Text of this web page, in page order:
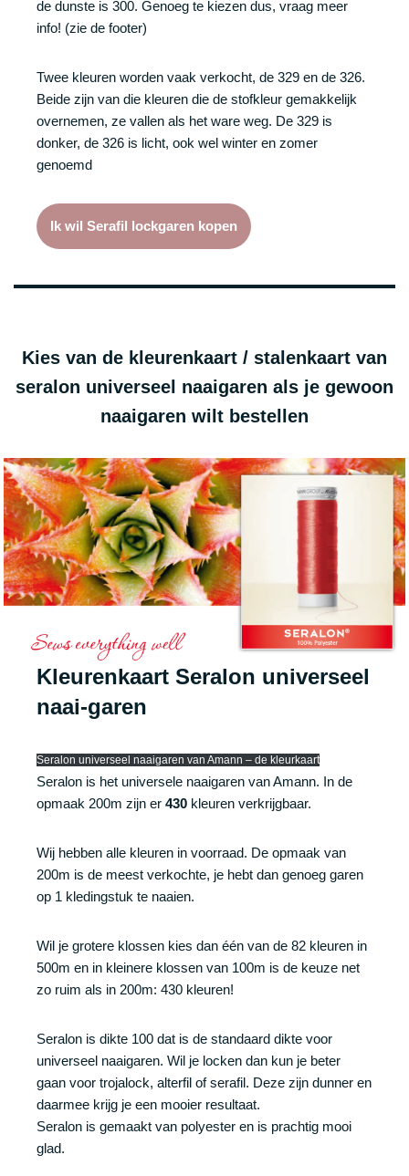
de dunste is 300. Genoeg te kiezen dus, vraag meer
info! (zie de footer)
Twee kleuren worden vaak verkocht, de 329 en de 326.
Beide zijn van die kleuren die de stofkleur gemakkelijk
overnemen, ze vallen als het ware weg. De 329 is
donker, de 326 is licht, ook wel winter en zomer
genoemd
Ik wil Serafil lockgaren kopen
Kies van de kleurenkaart / stalenkaart van
seralon universeel naaigaren als je gewoon
naaigaren wilt bestellen
Kleurenkaart Seralon universeel
naai-garen
Seralon universeel naaigaren van Amann – de kleurkaart
Seralon is het universele naaigaren van Amann. In de
opmaak 200m zijn er 430kleuren verkrijgbaar.
Wij hebben alle kleuren in voorraad. De opmaak van
200m is de meest verkochte, je hebt dan genoeg garen
op 1 kledingstuk te naaien.
Wil je grotere klossen kies dan één van de 82 kleuren in
500m en in kleinere klossen van 100m is de keuze net
zo ruim als in 200m: 430 kleuren!
Seralon is dikte 100 dat is de standaard dikte voor
universeel naaigaren. Wil je locken dan kun je beter
gaan voor trojalock, alterfil of serafil. Deze zijn dunner en
daarmee krijg je een mooier resultaat.
Seralon is gemaakt van polyester en is prachtig mooi
glad.